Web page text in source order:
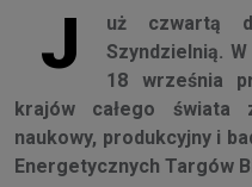
J
uż czwartą
Szyndzielnią.
18 września
krajów całego świata
naukowy, produkcyjny i
Energetycznych Targów